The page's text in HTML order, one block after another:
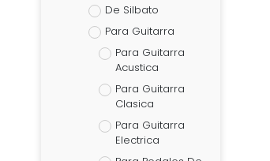
De Silbato
Para Guitarra
Para Guitarra
Acustica
Para Guitarra
Clasica
Para Guitarra
Electrica